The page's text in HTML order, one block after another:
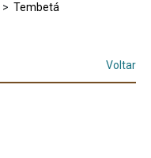
> Tembetá
Voltar